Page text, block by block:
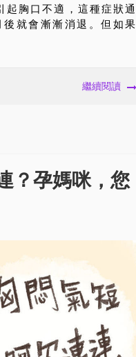
胸口不適，這種症狀通
就會漸漸消退。但如果
繼續閱讀
？孕媽咪，您